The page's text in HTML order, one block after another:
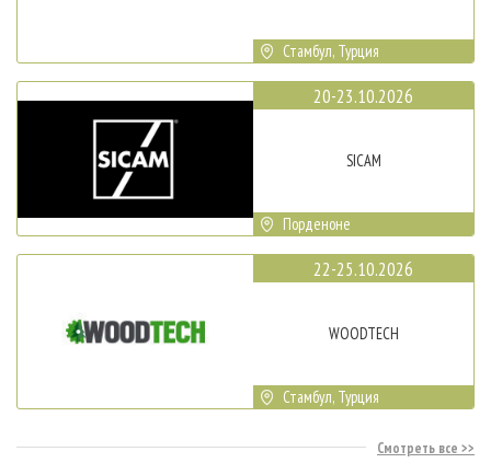
Стамбул, Турция
20-23.10.2026
SICAM
Порденоне
22-25.10.2026
WOODTECH
Стамбул, Турция
Смотреть все